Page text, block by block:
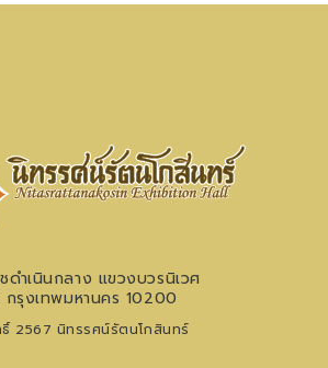
ดำเนินกลาง แขวงบวรนิเวศ
กรุงเทพมหานคร 10200
2567 นิทรรศน์รัตนโกสินทร์